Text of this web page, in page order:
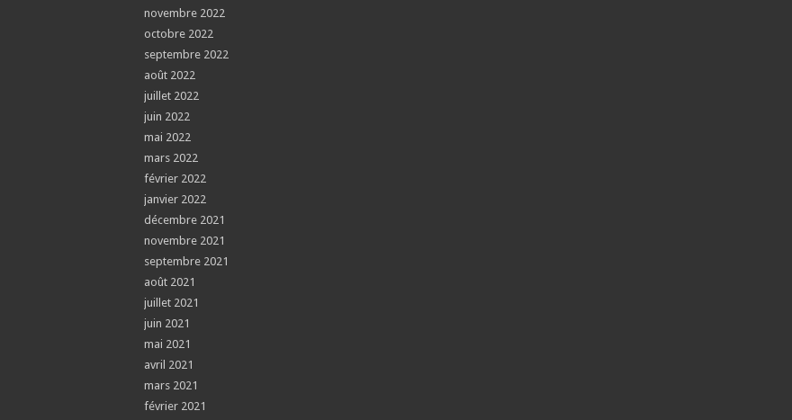
novembre 2022
octobre 2022
septembre 2022
août 2022
juillet 2022
juin 2022
mai 2022
mars 2022
février 2022
janvier 2022
décembre 2021
novembre 2021
septembre 2021
août 2021
juillet 2021
juin 2021
mai 2021
avril 2021
mars 2021
février 2021